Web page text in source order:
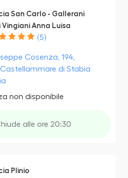
San Carlo - Gallerani
Vingiani Anna Luisa
(5)
Cosenza, 194,
di Stabia
non disponibile
alle ore 20:30
Plinio